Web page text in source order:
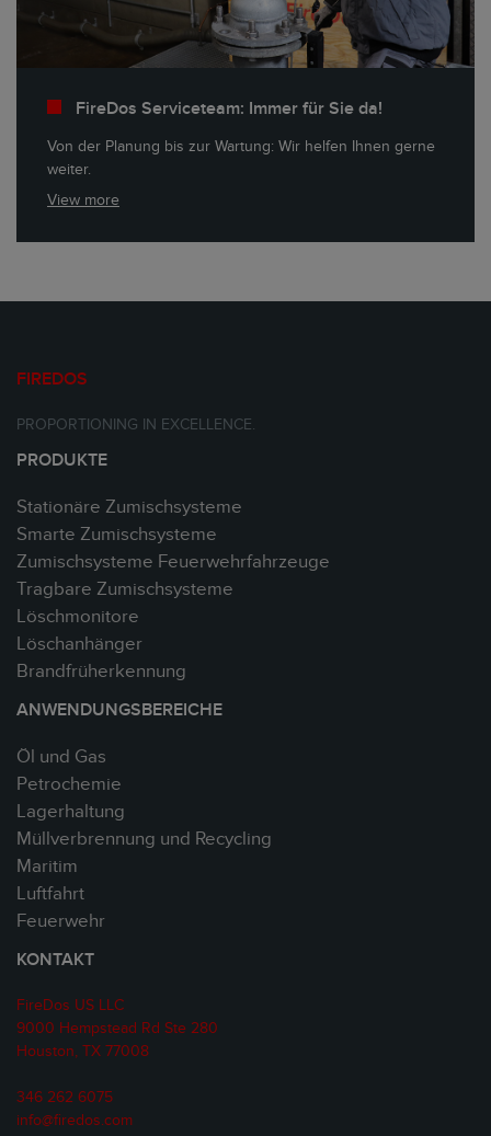
FireDos Serviceteam: Immer für Sie da!
Von der Planung bis zur Wartung: Wir helfen Ihnen gerne
weiter.
View more
FIREDOS
PROPORTIONING IN EXCELLENCE.
PRODUKTE
Stationäre Zumischsysteme
Smarte Zumischsysteme
Zumischsysteme Feuerwehrfahrzeuge
Tragbare Zumischsysteme
Löschmonitore
Löschanhänger
Brandfrüherkennung
ANWENDUNGSBEREICHE
Öl und Gas
Petrochemie
Lagerhaltung
Müllverbrennung und Recycling
Maritim
Luftfahrt
Feuerwehr
KONTAKT
FireDos US LLC
9000 Hempstead Rd Ste 280
Houston, TX 77008
346 262 6075
info@firedos.com